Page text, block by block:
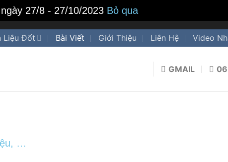
27/8 - 27/10/2023 Bỏ qua
Liệu Đốt Bài Viết Giới Thiệu Liên Hệ Video
GMAIL
…